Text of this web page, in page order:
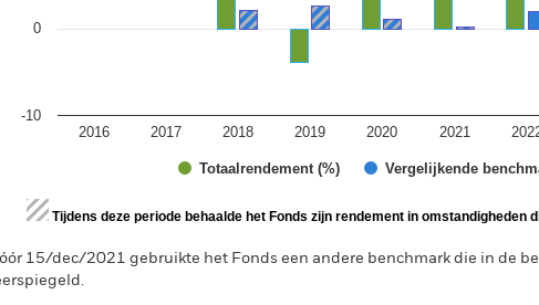
Totaalrendement (%) Vergelijkende
2016 2017 2018 2019 2020 2021
-10
0
of interactive chart.
Tijdens deze periode behaalde het Fonds zijn rendement in omstandigheden
15/dec/2021 gebruikte het Fonds een andere benchmark die in de